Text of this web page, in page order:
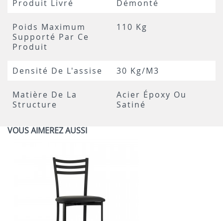
Produit Livré Démonté
Poids Maximum
Supporté Par Ce
Produit
110 Kg
Densité De L'assise 30 Kg/m3
Matière De La
Structure
Acier Époxy Ou
Satiné
VOUS AIMEREZ AUSSI